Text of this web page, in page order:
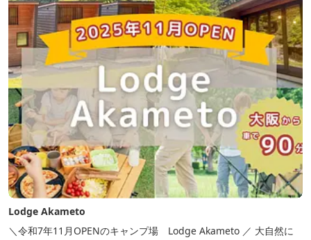
Lodge Akameto
＼令和7年11月OPENのキャンプ場 Lodge Akameto ／ 大自然に